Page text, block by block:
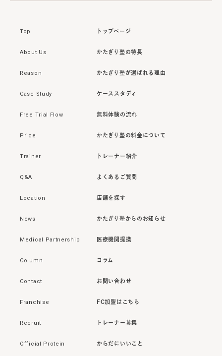
Top トップページ
About Us かたぎり塾の特長
Reason かたぎり塾が選ばれる理由
Case Study ケーススタディ
Free Trial Flow 無料体験の流れ
Price かたぎり塾の料金について
Trainer トレーナー紹介
Q&A よくあるご質問
Location 店舗を探す
News かたぎり塾からのお知らせ
Medical Partnership 医療機関提携
Column コラム
Contact お問い合わせ
Franchise FC加盟はこちら
Recruit トレーナー募集
Official Protein からだにいいこと